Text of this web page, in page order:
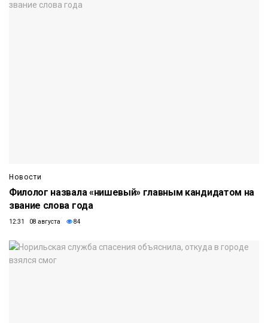
Новости
Филолог назвала «нишевый» главным кандидатом на
звание слова года
12:31 08 августа 84